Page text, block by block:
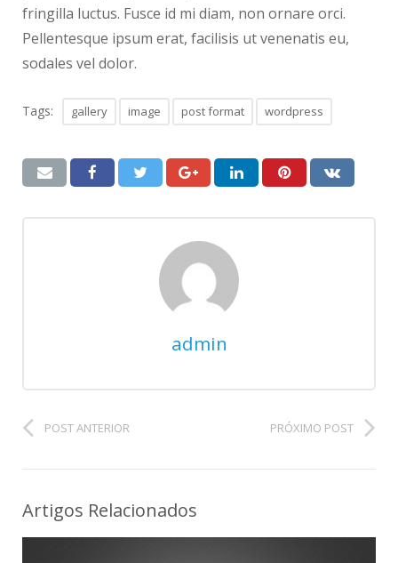
fringilla luctus. Fusce id mi diam, non ornare orci.
Pellentesque ipsum erat, facilisis ut venenatis eu,
sodales vel dolor.
Tags: gallery image post format wordpress
admin
POST ANTERIOR PRÓXIMO POST
Artigos Relacionados